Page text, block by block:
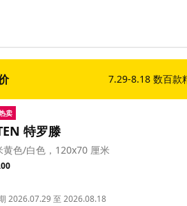
7.29-8.18 数百款
卖
特罗滕
黄色/白色，120x70 厘米
00
2026.07.29 至 2026.08.18